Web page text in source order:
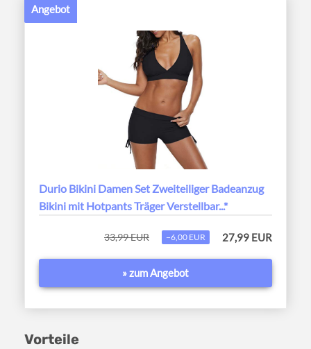
Angebot
Durio Bikini Damen Set Zweiteiliger Badeanzug
Bikini mit Hotpants Träger Verstellbar...*
33,99 EUR −6,00 EUR 27,99 EUR
» zum Angebot
Vorteile